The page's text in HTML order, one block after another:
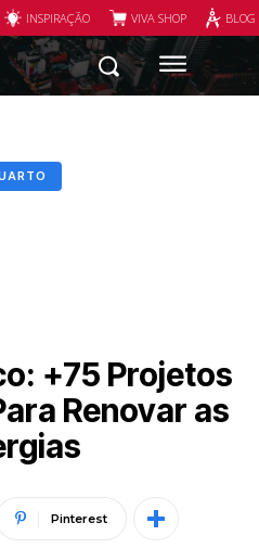
INSPIRAÇÃO VIVA SHOP
+75 Projetos
Renovar as
Pinterest